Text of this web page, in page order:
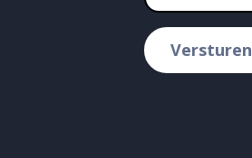
Versturen